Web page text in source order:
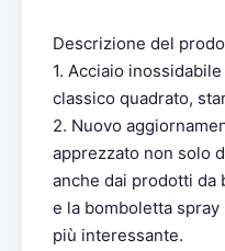
Descrizione del
1. Acciaio
classico quadrato,
2. Nuovo
apprezzato non solo
anche dai prodotti da
e la bomboletta
più interessante.